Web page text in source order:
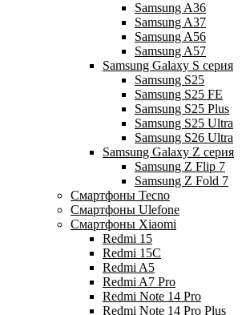
Samsung A36
Samsung A37
Samsung A56
Samsung A57
Samsung Galaxy S серия
Samsung S25
Samsung S25 FE
Samsung S25 Plus
Samsung S25 Ultra
Samsung S26 Ultra
Samsung Galaxy Z серия
Samsung Z Flip 7
Samsung Z Fold 7
Смартфоны Tecno
Смартфоны Ulefone
Смартфоны Xiaomi
Redmi 15
Redmi 15C
Redmi A5
Redmi A7 Pro
Redmi Note 14 Pro
Redmi Note 14 Pro Plus